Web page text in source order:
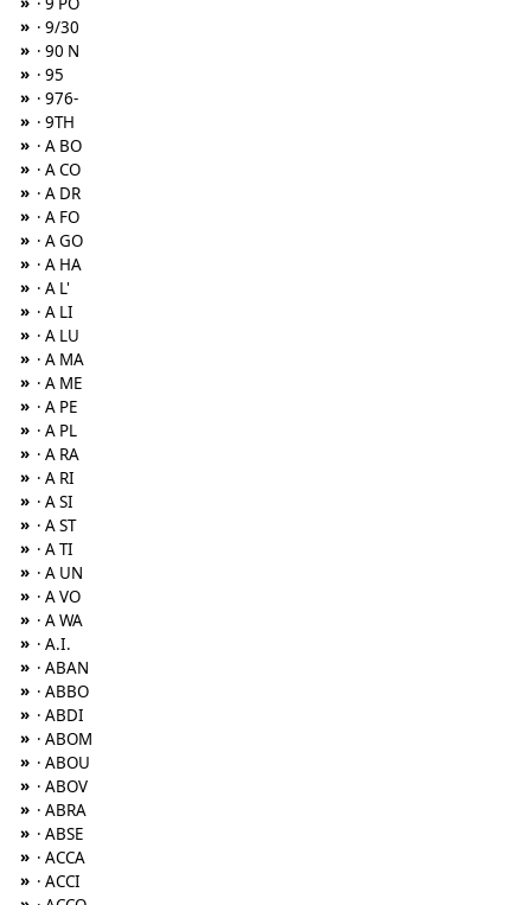
» · 9/30
» · 90 N
» · 95
» · 976-
» · 9TH
» · A BO
» · A CO
» · A DR
» · A FO
» · A GO
» · A HA
» · A L'
» · A LI
» · A LU
» · A MA
» · A ME
» · A PE
» · A PL
» · A RA
» · A RI
» · A SI
» · A ST
» · A TI
» · A UN
» · A VO
» · A WA
» · A.I.
» · ABAN
» · ABBO
» · ABDI
» · ABOM
» · ABOU
» · ABOV
» · ABRA
» · ABSE
» · ACCA
» · ACCI